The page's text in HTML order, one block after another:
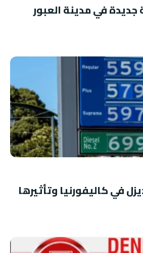
في مدينة العبور
في كاليفورنيا وتأثيرها